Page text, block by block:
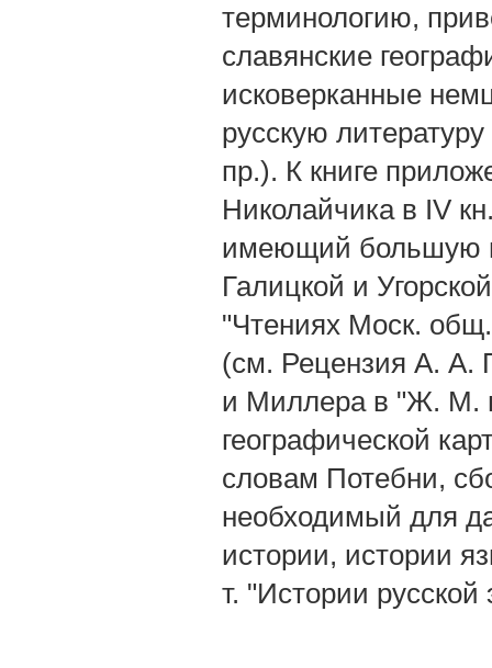
терминологию,
славянские
исковерканные
русскую
пр.). К книге
Николайчика в IV
имеющий большую
Галицкой и
"Чтениях Моск. общ.
(см. Рецензия А. А.
и Миллера в "Ж. M.
географической
словам Потебни,
необходимый для
истории, истории
т. "Истории